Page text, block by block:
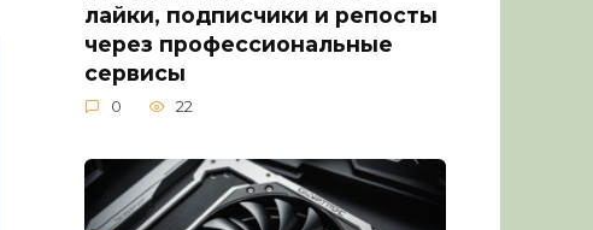
лайки, подписчики и репосты
через профессиональные
сервисы
0 22